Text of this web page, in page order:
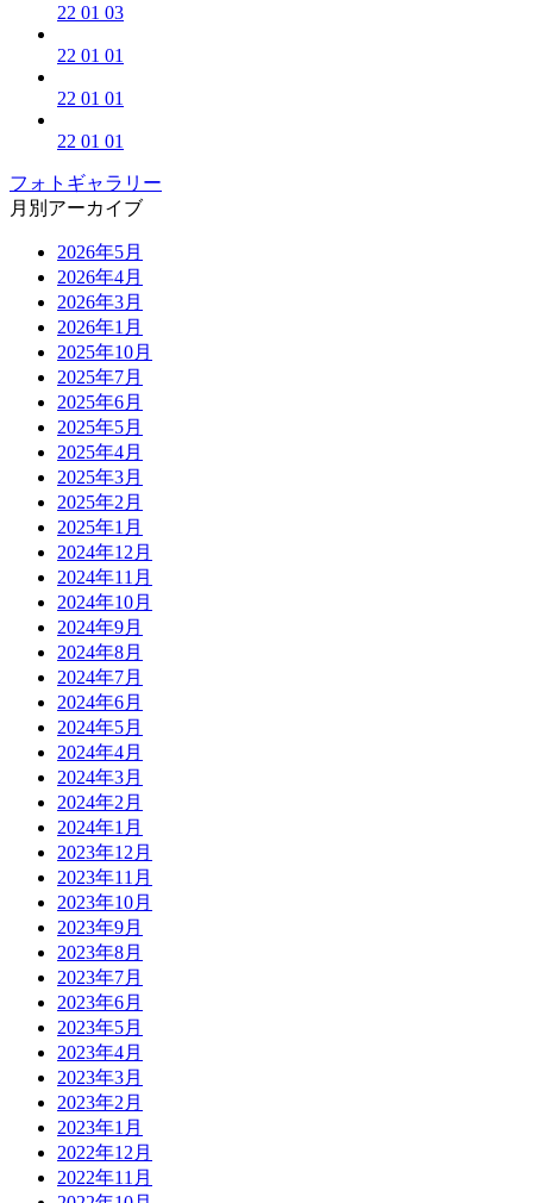
22 01 03
22 01 01
22 01 01
22 01 01
フォトギャラリー
月別アーカイブ
2026年5月
2026年4月
2026年3月
2026年1月
2025年10月
2025年7月
2025年6月
2025年5月
2025年4月
2025年3月
2025年2月
2025年1月
2024年12月
2024年11月
2024年10月
2024年9月
2024年8月
2024年7月
2024年6月
2024年5月
2024年4月
2024年3月
2024年2月
2024年1月
2023年12月
2023年11月
2023年10月
2023年9月
2023年8月
2023年7月
2023年6月
2023年5月
2023年4月
2023年3月
2023年2月
2023年1月
2022年12月
2022年11月